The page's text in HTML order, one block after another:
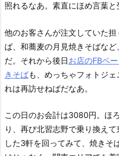
照れるなあ。素直にほめ言葉と
他のお客さんが注文していた
ば、和蕎麦の月見焼きそばな
だ。それから後日お店のFBペ
きそばも、めっちゃフォトジ
れは再訪せねばだなあ。
この日のお会計は3080円。ほ
り、再び北習志野で乗り換え
した3軒を回ってみて、焼きそ